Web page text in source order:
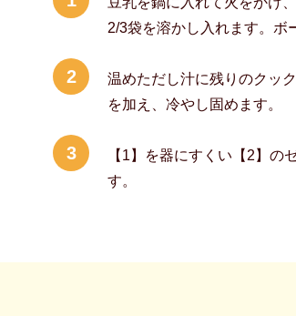
2/3袋を溶かし入れます。ボ
2
温めただし汁に残りのクッ
を加え、冷やし固めます。
3
【1】を器にすくい【2】の
す。